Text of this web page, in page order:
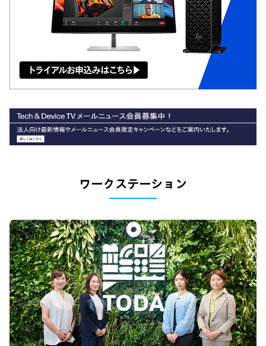
ワークステーション